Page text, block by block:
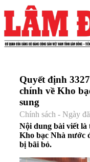
Quyết định
chính về Kho
sung
Chính sách - Ngày
Nội dung bài viết
Kho bạc Nhà nước
bị bãi bỏ.